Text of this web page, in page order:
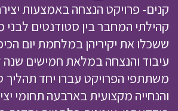
קנים- פרויקט הנצחה באמצעות
קהילתי המחבר בין סטודנטים
ששכלו את יקיריהן במלחמת יום
עיבוד והנצחה במלאת חמישים
משתתפי הפרויקט עברו יחד תהליך
והנחייה מקצועית בארבעה תחומי